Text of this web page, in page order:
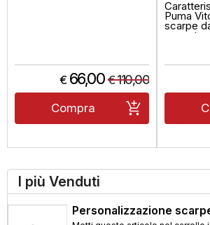
€ 66,00 €110,00
Compra
Puma
scarpe
pensate
I più Venduti
Personalizzazione